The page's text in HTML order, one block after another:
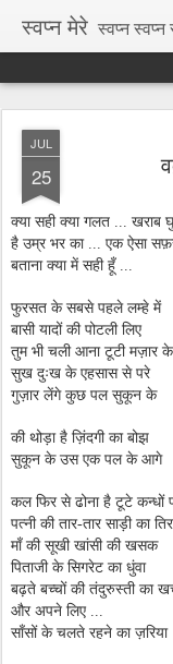
स्वप्न मेरे स्वप्न
JUL
25
क्या सही क्या गलत ... खराब
है उम्र भर का ... एक ऐसा
बताना क्या में सही हूँ ...
फुरसत के सबसे पहले लम्हे में
बासी यादों की पोटली लिए
तुम भी चली आना टूटी मज़ार
सुख दुःख के एहसास से परे
गुज़ार लेंगे कुछ पल सुकून के
की थोड़ा है ज़िंदगी का बोझ
सुकून के उस एक पल के आगे
कल फिर से ढोना है टूटे कन्धों
पत्नी की तार-तार साड़ी का
माँ की सूखी खांसी की खसक
पिताजी के सिगरेट का धुंवा
बढ़ते बच्चों की तंदुरुस्ती का
और अपने लिए ...
साँसों के चलते रहने का ज़रिया